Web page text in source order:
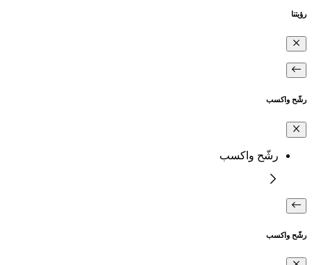
رؤيتنا
رشّح واكسب
رشّح واكسب
رشّح واكسب